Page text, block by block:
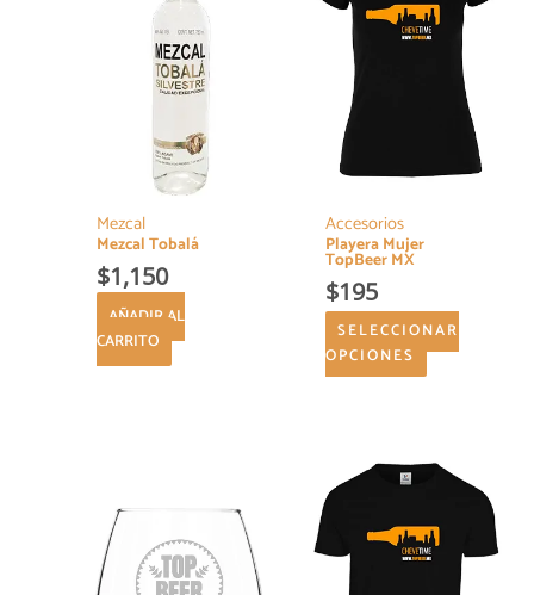
Mezcal
Mezcal Tobalá
$1,150
AÑADIR AL
CARRITO
Accesorios
Playera Mujer
TopBeer MX
$195
SELECCIONAR
OPCIONES
variantes.
Las
opciones
pueden
en
producto
múltiples
variantes.
Las